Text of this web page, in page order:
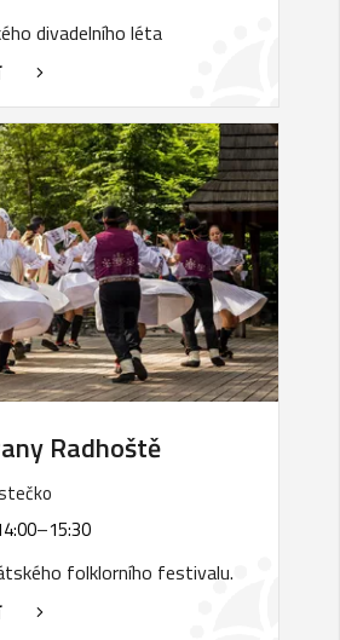
divadelního léta
Radhoště
–15:30
folklorního festivalu.